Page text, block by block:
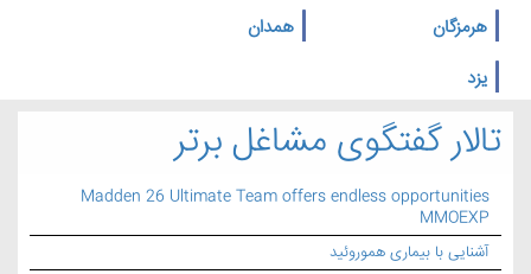
هرمزگان
همدان
یزد
تالار گفتگوی مشاغل برتر
Madden 26 Ultimate Team offers endless opportunities
MMOEXP
آشنایی با بیماری هموروئید